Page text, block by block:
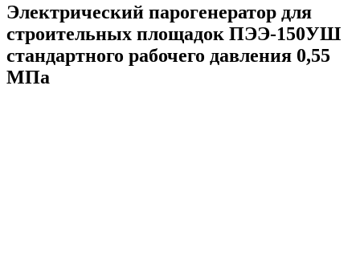
Электрический парогенератор для
строительных площадок ПЭЭ-150УШ
стандартного рабочего давления 0,55
МПа